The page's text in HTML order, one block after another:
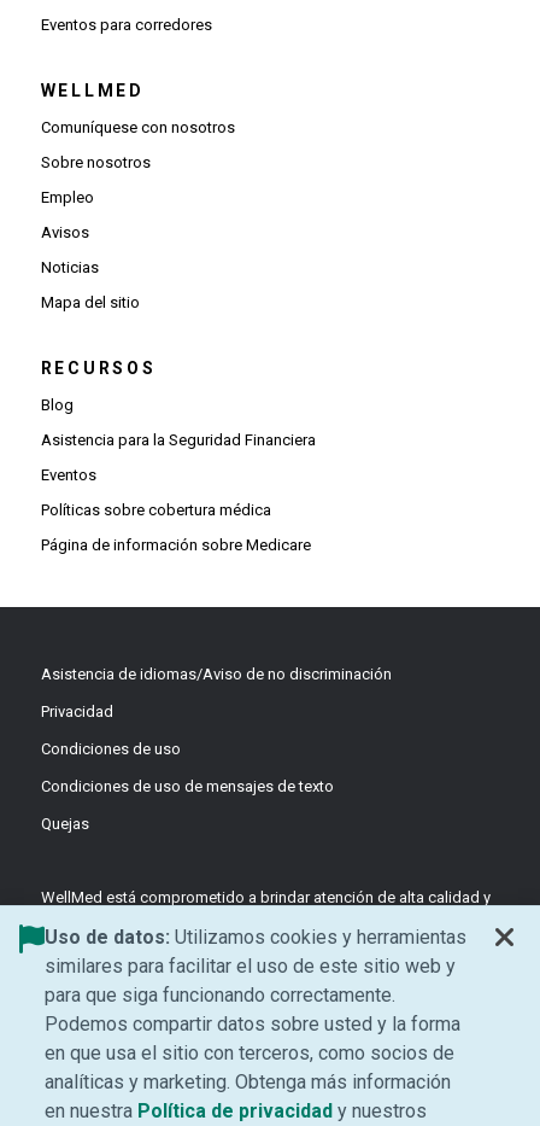
Eventos para corredores
WELLMED
Comuníquese con nosotros
Sobre nosotros
Empleo
Avisos
Noticias
Mapa del sitio
RECURSOS
Blog
Asistencia para la Seguridad Financiera
Eventos
Políticas sobre cobertura médica
Página de información sobre Medicare
Asistencia de idiomas/Aviso de no discriminación
Privacidad
Condiciones de uso
Condiciones de uso de mensajes de texto
Quejas
WellMed está comprometido a brindar atención de alta calidad y
basada en el valor a través de equipos coordinados y liderados
por médicos, enfocados en la prevención y el apoyo centrado en
el paciente.
©2026 WellMed Medical Management Inc.
Facebook (Opens in new window)
LinkedIn (Opens in new window)
YouTube (Opens in new
Instagram (Opens in
Uso de datos: Utilizamos cookies y herramientas
similares para facilitar el uso de este sitio web y
para que siga funcionando correctamente.
Podemos compartir datos sobre usted y la forma
en que usa el sitio con terceros, como socios de
analíticas y marketing. Obtenga más información
en nuestra Política de privacidad(Se abre una ventana
y nuestros